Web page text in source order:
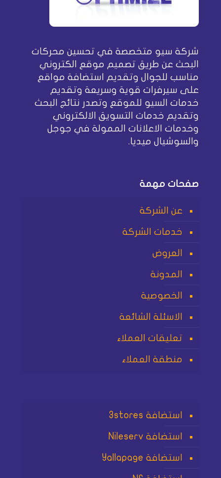
شركة سيو متخصصة في تحسين محركات
البحث عن طريق تصميم موقع الكتروني
مناسب للجوال وتقديم استضافة مواقع
على سيرفرات قوية وسريعة وتقديم
خدمات السيو للموقع وتصدر نتائج البحث
وتقديم خدمات التسويق الالكتروني
وخدمات الاعلانات الممولة في جوجل
والسوشيال ميديا.
صفحات مهمة
عن الشركة
خدمات الشركة
العروض
المدونة
الخصوصية
الاسئلة الشائعة
تعليقات العملاء
منطقة العملاء
استضافة 3stores
استضافة Nileserv
استضافة Yallapage